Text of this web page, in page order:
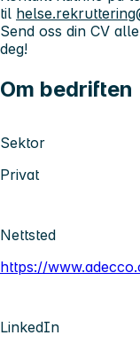
til
Send oss din CV
deg!
Om bedriften
Sektor
Privat
Nettsted
https://
LinkedIn